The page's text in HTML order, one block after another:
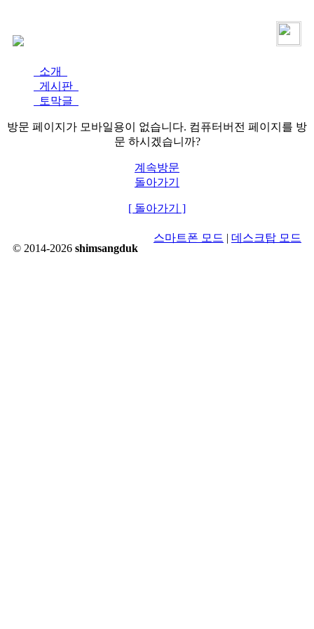
소개
게시판
토막글
방문 페이지가 모바일용이 없습니다. 컴퓨터버전 페이지를 방
문 하시겠습니까?
계속방문
돌아가기
[ 돌아가기 ]
© 2014-2026 shimsangduk
스마트폰 모드 | 데스크탑 모드